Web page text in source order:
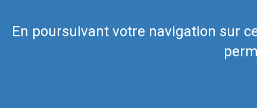
En poursuivant votre navigation sur